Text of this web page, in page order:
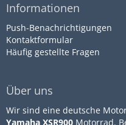
Informationen
Push-Benachrichtigungen
Kontaktformular
Häufig gestellte Fragen
Über uns
Wir sind eine deutsche
Yamaha XSR900 Motorrad.